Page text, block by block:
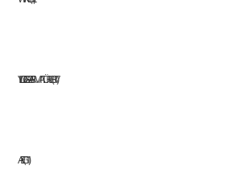
YILDIZ GAZ ARMATÜRLERI17
AEG11